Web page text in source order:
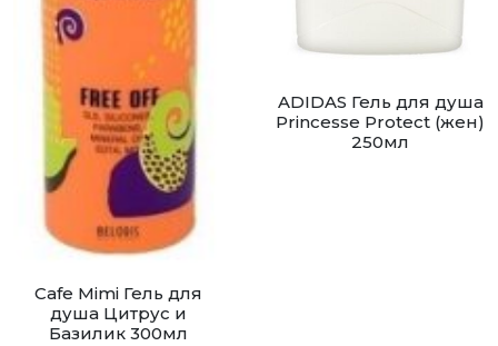
Cafe Mimi Гель для
душа Цитрус и
Базилик 300мл
ADIDAS Гель для душа
Princesse Protect (жен)
250мл